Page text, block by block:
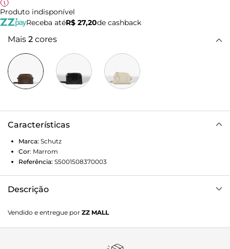
Produto indisponível
Receba atéR$ 27,20de cashback
Mais 2 cores
Características
Marca: Schutz
Cor: Marrom
Referência: S5001508370003
Descrição
Tiracolo Couro Schutz Nay. Confeccionada na clássica cor
preta, esta bolsa se destaca pela sua elegante textura croco
Vendido e entregue por ZZ MALL